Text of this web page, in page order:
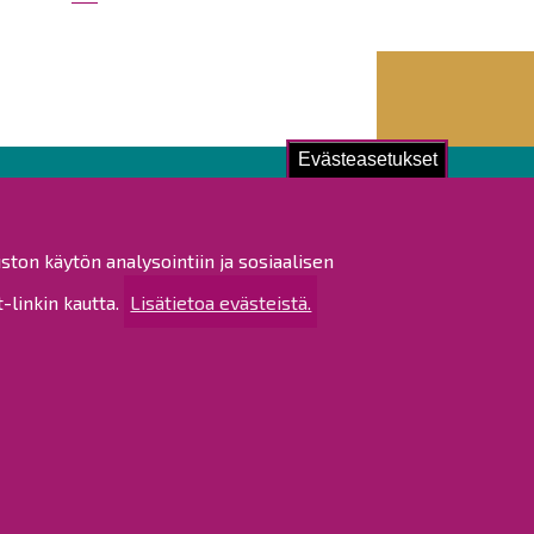
Evästeasetukset
käytön analysointiin ja sosiaalisen
linkin kautta.
Lisätietoa evästeistä.
ja pöytäkirjat